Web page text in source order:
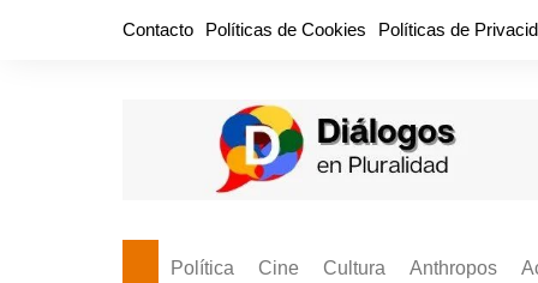
Contacto Políticas de Cookies Políticas de
Política Cine Cultura Anthropos